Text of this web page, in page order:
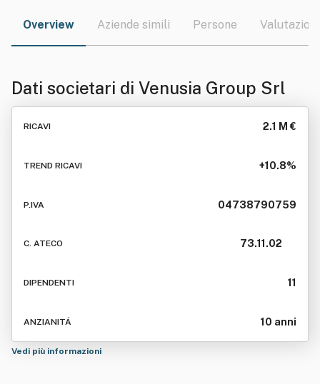
Overview Aziende simili Persone Valutazioni
Dati societari di Venusia Group Srl
RICAVI 2.1 M €
TREND RICAVI +10.8%
P.IVA 04738790759
C. ATECO 73.11.02
DIPENDENTI 11
ANZIANITÁ 10 anni
Vedi più informazioni